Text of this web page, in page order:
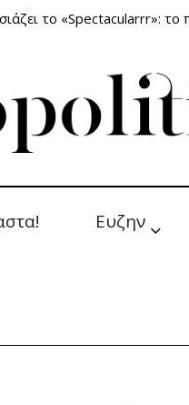
το «Spectacularrr»: το
Ευζην